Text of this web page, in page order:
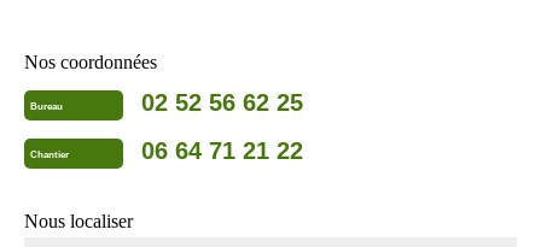
Nos coordonnées
Bureau 02 52 56 62 25
Chantier 06 64 71 21 22
Nous localiser